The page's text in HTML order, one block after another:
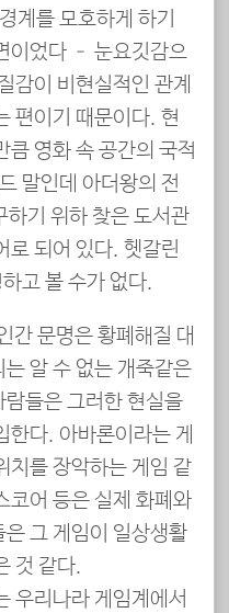
계를 모호하게 하기
이었다 – 눈요깃감으
감이 비현실적인 관계
편이기 때문이다. 현
큼 영화 속 공간의 국적
말인데 아더왕의 전
하기 위하 찾은 도서관
로 되어 있다. 헷갈린
고 볼 수가 없다.
간 문명은 황폐해질 대
알 수 없는 개죽같은
들은 그러한 현실을
한다. 아바론이라는 게
치를 장악하는 게임 같
코어 등은 실제 화폐와
그 게임이 일상생활
것 같다.
우리나라 게임계에서